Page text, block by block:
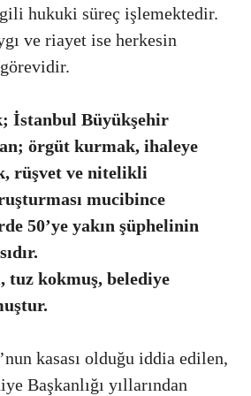
hukuki süreç işlemektedir.
ve riayet ise herkesin
İstanbul Büyükşehir
örgüt kurmak, ihaleye
rüşvet ve nitelikli
mucibince
50’ye yakın şüphelinin
tuz kokmuş, belediye
kasası olduğu iddia edilen,
Başkanlığı yıllarından